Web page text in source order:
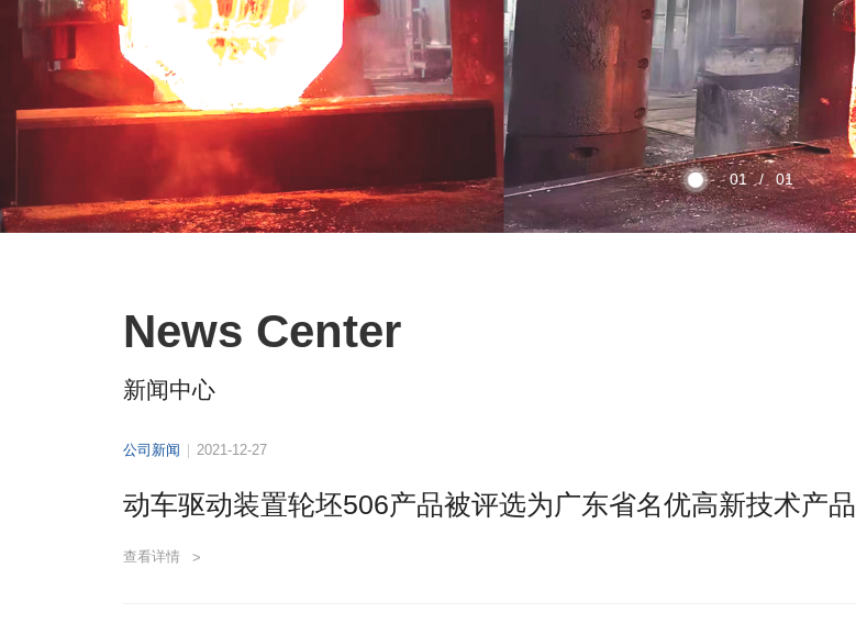
01 / 01
News Center
新闻中心
公司新闻 2021-12-27
动车驱动装置轮坯506产品被评选为广东省名优高新技术产品
查看详情